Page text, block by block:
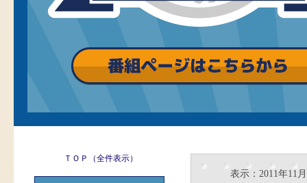
ＴＯＰ（全件表示）
表示：2011年11月